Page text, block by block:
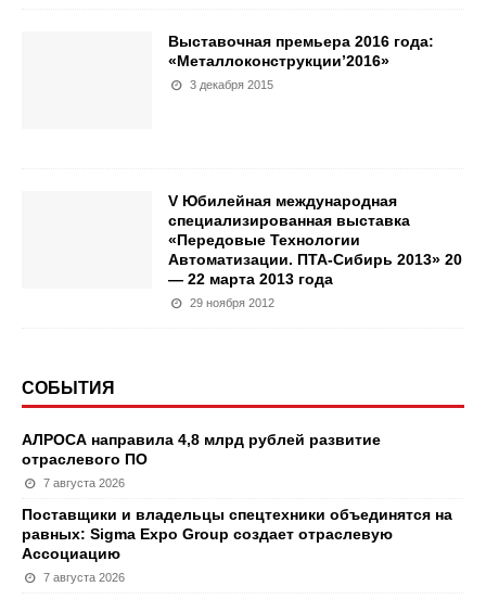
Выставочная премьера 2016 года:
«Металлоконструкции’2016»
3 декабря 2015
V Юбилейная международная
специализированная выставка
«Передовые Технологии
Автоматизации. ПТА-Сибирь 2013» 20
— 22 марта 2013 года
29 ноября 2012
СОБЫТИЯ
АЛРОСА направила 4,8 млрд рублей развитие
отраслевого ПО
7 августа 2026
Поставщики и владельцы спецтехники объединятся на
равных: Sigma Expo Group создает отраслевую
Ассоциацию
7 августа 2026